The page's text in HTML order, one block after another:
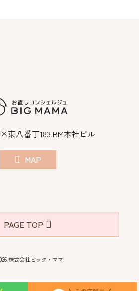
東八番丁183 BM本社ビル
MAP
PAGE TOP
株式会社ビック・ママ